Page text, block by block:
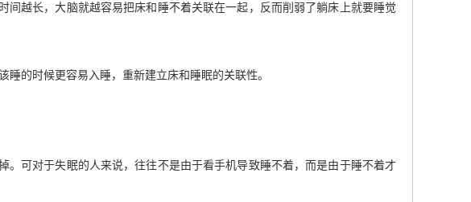
越长，大脑就越容易把床和睡不着关联在一起，反而削弱了躺床上就要睡觉
的时候更容易入睡，重新建立床和睡眠的关联性。
可对于失眠的人来说，往往不是由于看手机导致睡不着，而是由于睡不着才